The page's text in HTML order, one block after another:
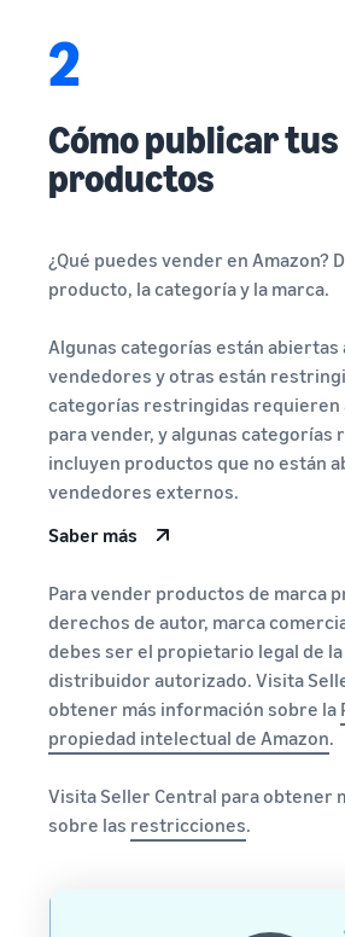
2
Cómo publicar tus
productos
¿Qué puedes vender en Amazon?
producto, la categoría y la marca.
Algunas categorías están abiertas
vendedores y otras están
categorías restringidas requieren
para vender, y algunas categorías
incluyen productos que no están
vendedores externos.
Saber más
Para vender productos de marca
derechos de autor, marca
debes ser el propietario legal de la
distribuidor autorizado. Visita
obtener más información sobre la
propiedad intelectual de Amazon.
Visita Seller Central para obtener
sobre las restricciones.